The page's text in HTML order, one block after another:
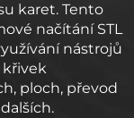
karet. Tento
načítání STL
nástrojů
křivek
ploch, převod